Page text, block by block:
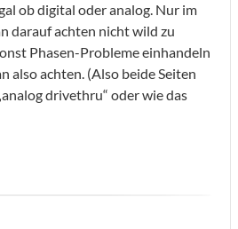
ob digital oder analog. Nur im
darauf achten nicht wild zu
Phasen-Probleme einhandeln
also achten. (Also beide Seiten
drivethru“ oder wie das